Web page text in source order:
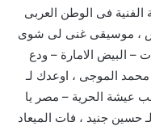
فى الوطن العربى
، موسيقى غنى لى شوى
– البيض الامارة – ودع
الموجى ، اوعدك لـ
عيشة الحرية – مصر يا
حسين جنيد ، فات الميعاد